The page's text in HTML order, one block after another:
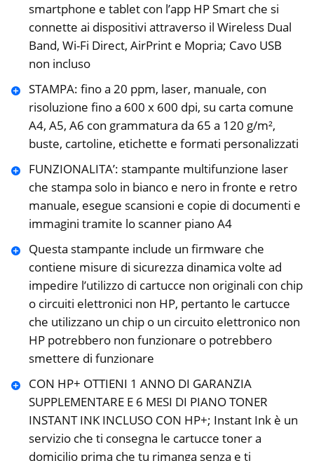
smartphone e tablet con l’app HP Smart che si
connette ai dispositivi attraverso il Wireless Dual
Band, Wi-Fi Direct, AirPrint e Mopria; Cavo USB
non incluso
STAMPA: fino a 20 ppm, laser, manuale, con
risoluzione fino a 600 x 600 dpi, su carta comune
A4, A5, A6 con grammatura da 65 a 120 g/m²,
buste, cartoline, etichette e formati personalizzati
FUNZIONALITA’: stampante multifunzione laser
che stampa solo in bianco e nero in fronte e retro
manuale, esegue scansioni e copie di documenti e
immagini tramite lo scanner piano A4
Questa stampante include un firmware che
contiene misure di sicurezza dinamica volte ad
impedire l’utilizzo di cartucce non originali con chip
o circuiti elettronici non HP, pertanto le cartucce
che utilizzano un chip o un circuito elettronico non
HP potrebbero non funzionare o potrebbero
smettere di funzionare
CON HP+ OTTIENI 1 ANNO DI GARANZIA
SUPPLEMENTARE E 6 MESI DI PIANO TONER
INSTANT INK INCLUSO CON HP+; Instant Ink è un
servizio che ti consegna le cartucce toner a
domicilio prima che tu rimanga senza e ti